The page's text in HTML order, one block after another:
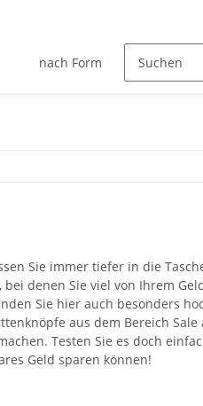
nach Form nach
Sie immer tiefer in die
denen Sie viel von Ihrem
Sie hier auch besonders
aus dem Bereich
Testen Sie es doch
Geld sparen können!